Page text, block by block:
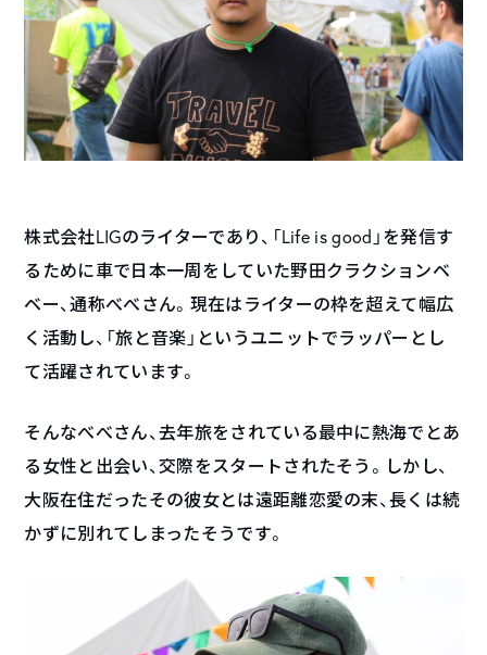
株式会社LIGのライターであり、「Life is good」を発信す
るために車で日本一周をしていた野田クラクションベ
ベー、通称べべさん。現在はライターの枠を超えて幅広
く活動し、「旅と音楽」というユニットでラッパーとし
て活躍されています。
そんなべべさん、去年旅をされている最中に熱海でとあ
る女性と出会い、交際をスタートされたそう。しかし、
大阪在住だったその彼女とは遠距離恋愛の末、長くは続
かずに別れてしまったそうです。